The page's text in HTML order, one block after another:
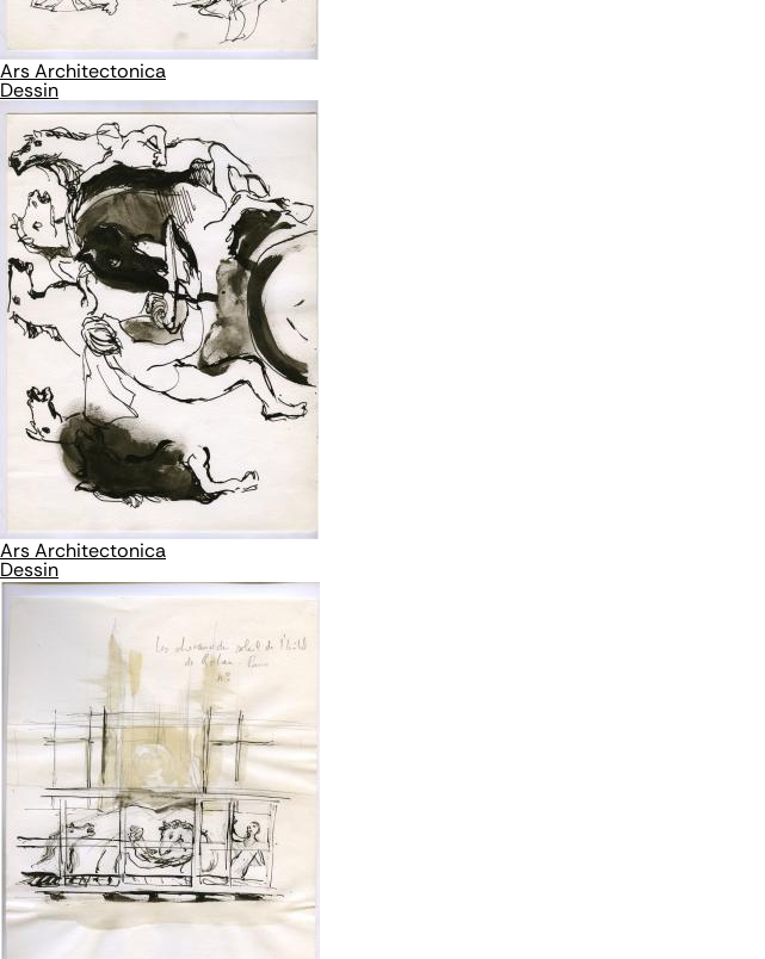
Ars Architectonica
Dessin
Ars Architectonica
Dessin